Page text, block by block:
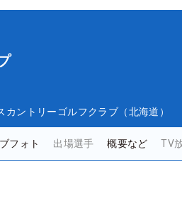
カントリーゴルフクラブ（北海道）
フォト 出場選手 概要など TV